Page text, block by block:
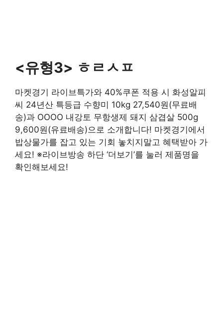
<유형3> ㅎㄹㅅㅍ
마켓경기 라이브특가와 40%쿠폰 적용 시 화성알피
씨 24년산 특등급 수향미 10kg 27,540원(무료배
송)과 OOOO 내강토 무항생제 돼지 삼겹살 500g
9,600원(유료배송)으로 소개합니다! 마켓경기에서
밥상물가를 잡고 있는 기회 놓치지말고 혜택받아 가
세요! ※라이브방송 하단 ‘더보기’를 눌러 제품명을
확인해보세요!